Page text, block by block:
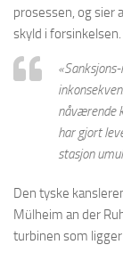
prosessen, og sier
skyld i forsinkelsen.
nåværende
har gjort
stasjon
Den tyske
Mülheim an der
turbinen som